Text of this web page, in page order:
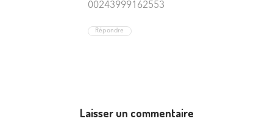
00243999162553
Répondre
Laisser un commentaire